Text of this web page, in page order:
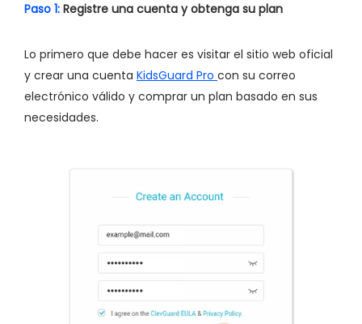
Paso 1: Registre una cuenta y obtenga su plan
Lo primero que debe hacer es visitar el sitio web oficial
y crear una cuenta KidsGuard Pro con su correo
electrónico válido y comprar un plan basado en sus
necesidades.